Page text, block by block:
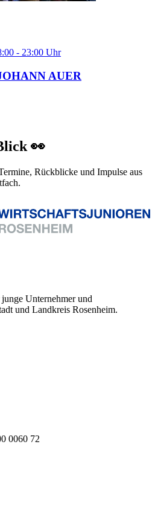
- 23:00 Uhr
AUER
👀
Rückblicke und Impulse aus
Unternehmer und
und Landkreis Rosenheim.
0060 72